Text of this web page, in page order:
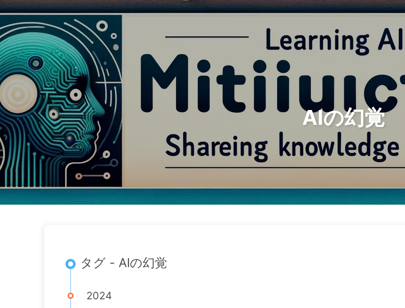
AI変革への道 検索 ホーム
AIの幻覚
タグ - AIの幻覚
2024